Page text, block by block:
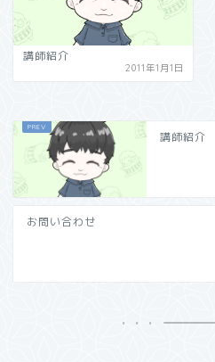
講師紹介
2011年1月1日
講師紹介
お問い合わせ